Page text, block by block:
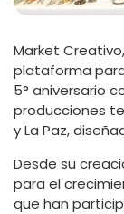
Market
plataforma
5° aniversario
producciones
y La Paz,
Desde su
para el
que han